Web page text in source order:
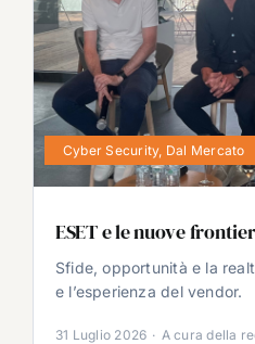
Cyber Security, Dal Mercato
ESET e le nuove
Sfide, opportunità e la
e l’esperienza del vendor.
31 Luglio 2026 · A cura della